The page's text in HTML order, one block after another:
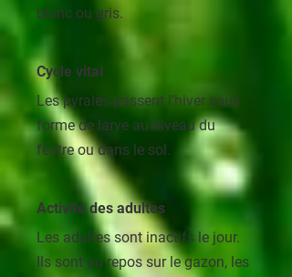
blanc ou gris.
Cycle vital
Les pyrales passent l’hiver sous
forme de larve au niveau du
feutre ou dans le sol.
Activité des adultes
Les adultes sont inactifs le jour.
Ils sont au repos sur le gazon, les